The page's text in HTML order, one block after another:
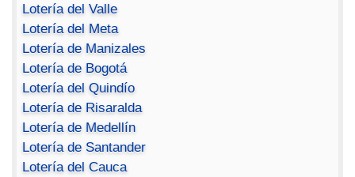
Lotería del Valle
Lotería del Meta
Lotería de Manizales
Lotería de Bogotá
Lotería del Quindío
Lotería de Risaralda
Lotería de Medellín
Lotería de Santander
Lotería del Cauca